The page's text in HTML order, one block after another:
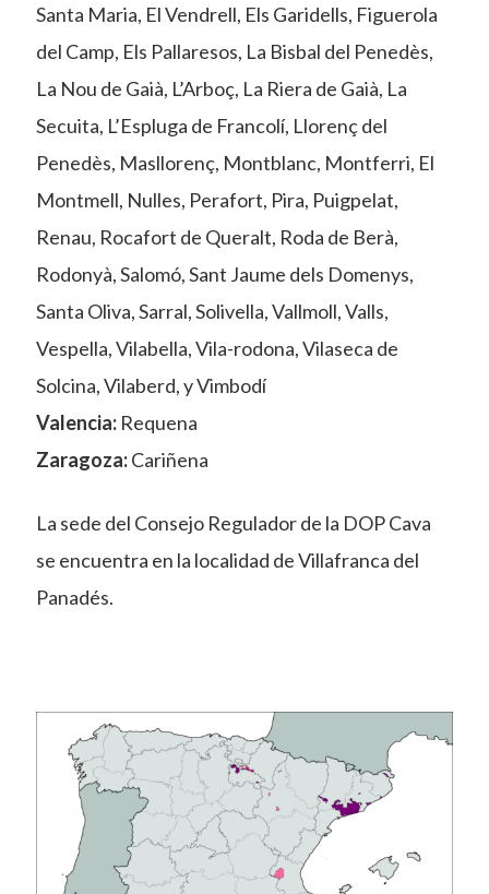
Santa Maria, El Vendrell, Els Garidells, Figuerola
del Camp, Els Pallaresos, La Bisbal del Penedès,
La Nou de Gaià, L’Arboç, La Riera de Gaià, La
Secuita, L’Espluga de Francolí, Llorenç del
Penedès, Masllorenç, Montblanc, Montferri, El
Montmell, Nulles, Perafort, Pira, Puigpelat,
Renau, Rocafort de Queralt, Roda de Berà,
Rodonyà, Salomó, Sant Jaume dels Domenys,
Santa Oliva, Sarral, Solivella, Vallmoll, Valls,
Vespella, Vilabella, Vila-rodona, Vilaseca de
Solcina, Vilaberd, y Vimbodí
Valencia:Requena
Zaragoza:Cariñena
La sede del Consejo Regulador de la DOP Cava
se encuentra en la localidad de Villafranca del
Panadés.